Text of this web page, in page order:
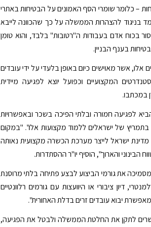
– כלומר שומרי הסף האמונים על הבטיחות באתרי
בניגוד להצהרות הממשלה על כך שהכוונה לייבא
בכוח אדם בעבודות ה"רטובות" בלבד, והוא טומן
בענף הבניין.
אלו, אשר מאוישים כיום באופן בלעדי על ידי עובדים
המקצועיים וכפועל יוצא לפגיעה מיידית
במכתבו.
לפגיעה חמורה ובלתי הפיכה בשכר ובאפשרויות
של ישראלים ללמוד מקצועות אלו". "במקום
מדינת ישראל לייצר מערכת הכשרה מקצועית נאותה
והארוך", הוסיף יו"ר ההסתדרות.
את גורמי הביצוע לבצע פתיחה בלתי מרוסנת
דיון ציבורי או היוועצות עם גורמים רלוונטיים
יבוא עובדים זרים בדלת האחורית".
לשרים לתקן את החלטת הממשלה ולבטל את הפגיעה,